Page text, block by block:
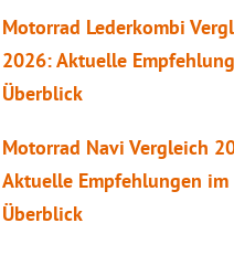
Motorrad Lederkombi
2026: Aktuelle
Überblick
Motorrad Navi Vergleich
Aktuelle Empfehlungen im
Überblick